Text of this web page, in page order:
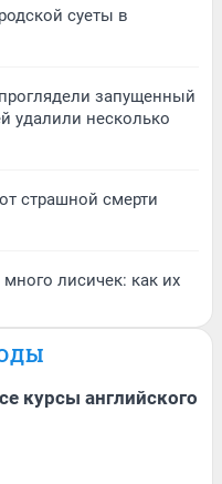
суеты в
запущенный
удалили несколько
страшной смерти
лисичек: как их
курсы английского